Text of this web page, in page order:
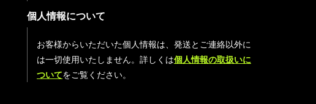
個人情報について
お客様からいただいた個人情報は、発送とご連絡以外に
は一切使用いたしません。詳しくは個人情報の取扱いに
ついてをご覧ください。